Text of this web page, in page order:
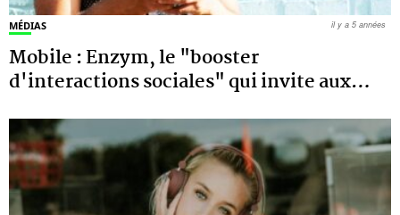
MÉDIAS
Mobile : Enzym, le "booster
d'interactions sociales" qui invite aux…
il y a 5 années